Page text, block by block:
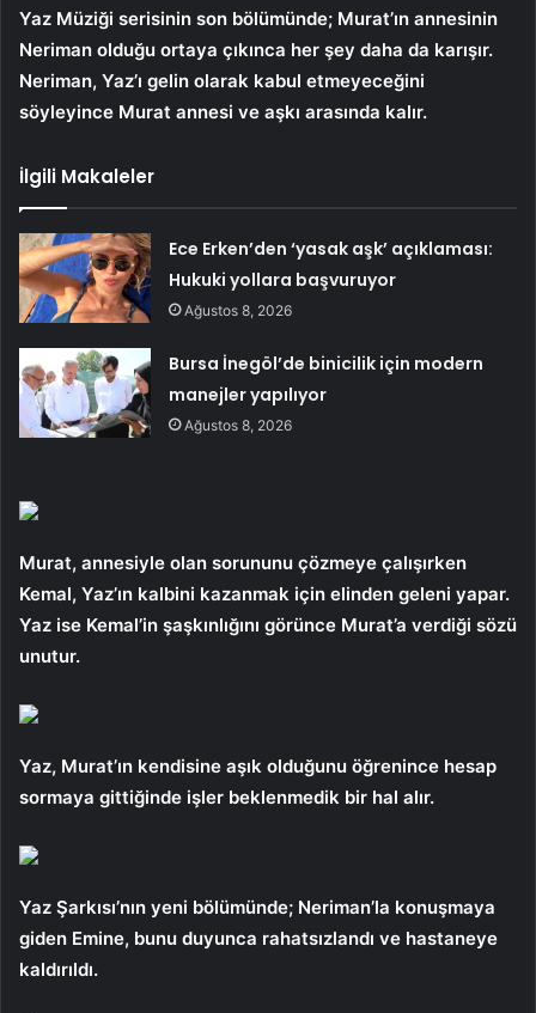
Yaz Müziği serisinin son bölümünde; Murat’ın annesinin
Neriman olduğu ortaya çıkınca her şey daha da karışır.
Neriman, Yaz’ı gelin olarak kabul etmeyeceğini
söyleyince Murat annesi ve aşkı arasında kalır.
İlgili Makaleler
Ece Erken’den ‘yasak aşk’ açıklaması:
Hukuki yollara başvuruyor
Ağustos 8, 2026
Bursa İnegöl’de binicilik için modern
manejler yapılıyor
Ağustos 8, 2026
Murat, annesiyle olan sorununu çözmeye çalışırken
Kemal, Yaz’ın kalbini kazanmak için elinden geleni yapar.
Yaz ise Kemal’in şaşkınlığını görünce Murat’a verdiği sözü
unutur.
Yaz, Murat’ın kendisine aşık olduğunu öğrenince hesap
sormaya gittiğinde işler beklenmedik bir hal alır.
Yaz Şarkısı’nın yeni bölümünde; Neriman’la konuşmaya
giden Emine, bunu duyunca rahatsızlandı ve hastaneye
kaldırıldı.